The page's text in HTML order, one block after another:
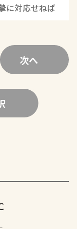
に対応せねば
次へ